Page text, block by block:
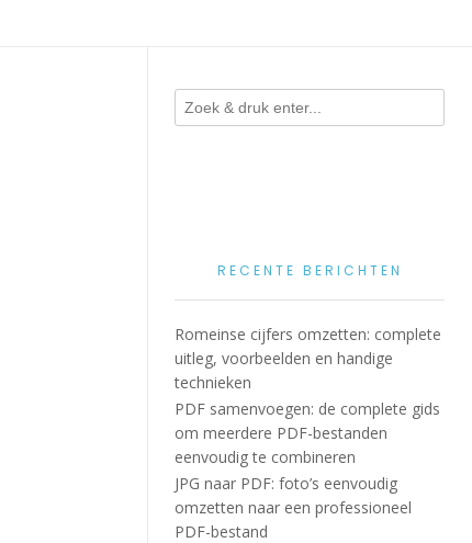
RECENTE BERICHTEN
Romeinse cijfers omzetten: complete
uitleg, voorbeelden en handige
technieken
PDF samenvoegen: de complete gids
om meerdere PDF-bestanden
eenvoudig te combineren
JPG naar PDF: foto’s eenvoudig
omzetten naar een professioneel
PDF-bestand